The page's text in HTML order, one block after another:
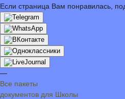
Если страница Вам понравилась,
—
Все пакеты
документов для Школы